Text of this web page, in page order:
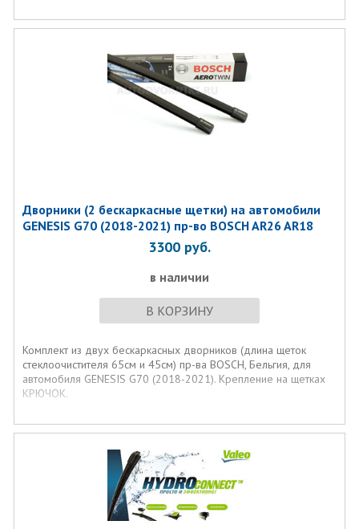
Дворники (2 бескаркасные щетки) на автомобили
GENESIS G70 (2018-2021) пр-во BOSCH AR26 AR18
3300 руб.
в наличии
В КОРЗИНУ
Комплект из двух бескаркаcных дворников (длина щеток
стеклоочистителя 65см и 45см) пр-ва BOSCH, Бельгия, для
автомобиля GENESIS G70 (2018-2021). Крепление на щетках
КРЮЧОК.